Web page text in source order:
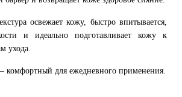
освежает кожу, быстро впитывается,
и идеально подготавливает кожу к
ухода.
комфортный для ежедневного применения.